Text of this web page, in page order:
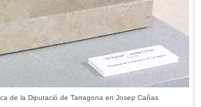
de la Diputació de Tarragona en Josep Cañas